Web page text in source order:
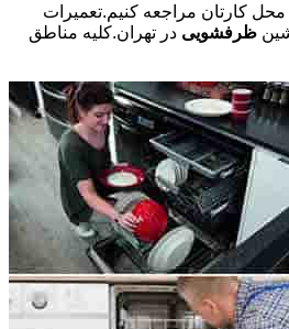
کارتان مراجعه کنیم.تعمیرات
ظرفشویی در تهران.کلیه مناطق